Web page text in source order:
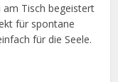
am Tisch begeistert
für spontane
für die Seele.